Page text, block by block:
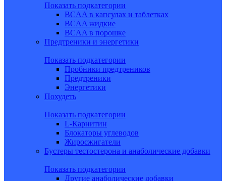
Показать подкатегории
BCAA в капсулах и таблетках
BCAA жидкие
BCAA в порошке
Предтреники и энергетики
Показать подкатегории
Пробники предтреников
Предтреники
Энергетики
Похудеть
Показать подкатегории
L-Карнитин
Блокаторы углеводов
Жиросжигатели
Бустеры тестостерона и анаболические добавки
Показать подкатегории
Другие анаболические добавки